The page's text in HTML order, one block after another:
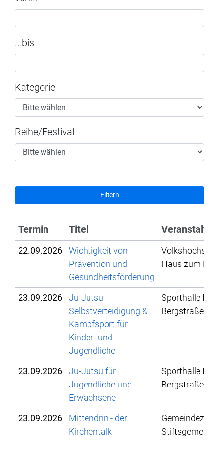
...bis
Kategorie
Reihe/Festival
Filtern
Termin Titel
22.09.2026
Wichtigkeit von
Prävention und
Gesundheitsförderung
Haus zum
23.09.2026
Ju-Jutsu
Selbstverteidigung &
Kampfsport für
Kinder- und
Jugendliche
Sporthalle IBG,
Bergstraße 78
23.09.2026
Ju-Jutsu für
Jugendliche und
Erwachsene
Sporthalle IBG,
Bergstraße 78
23.09.2026
Mittendrin - der
Kirchentalk
Stiftsgemeinde